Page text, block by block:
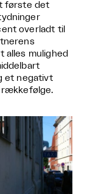
første det
overladt til
alles mulighed
et negativt